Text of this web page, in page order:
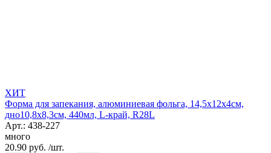
ХИТ
Форма для запекания, алюминиевая фольга, 14,5х12х4см,
дно10,8х8,3см, 440мл, L-край, R28L
Арт.: 438-227
много
20.90 руб. /шт.